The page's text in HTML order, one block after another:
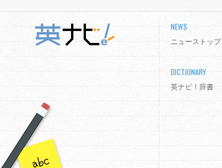
NEWS
ニューストップ
DICTIONARY
英ナビ！辞書